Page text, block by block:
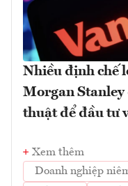
Nhiều định chế
Morgan Stanley
thuật để đầu tư
Xem thêm
Doanh nghiệp